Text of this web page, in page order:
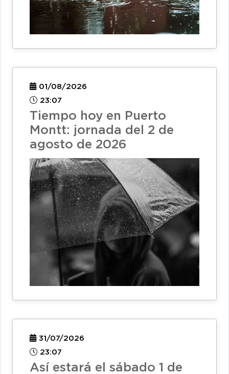
01/08/2026
23:07
Tiempo hoy en Puerto
Montt: jornada del 2 de
agosto de 2026
31/07/2026
23:07
Así estará el sábado 1 de